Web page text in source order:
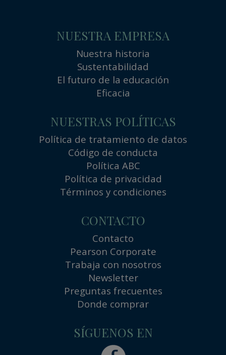
NUESTRA EMPRESA
Nuestra historia
Sustentabilidad
El futuro de la educación
Eficacia
NUESTRAS POLÍTICAS
Política de tratamiento de datos
Código de conducta
Política ABC
Política de privacidad
Términos y condiciones
CONTACTO
Contacto
Pearson Corporate
Trabaja con nosotros
Newsletter
Preguntas frecuentes
Donde comprar
SÍGUENOS EN